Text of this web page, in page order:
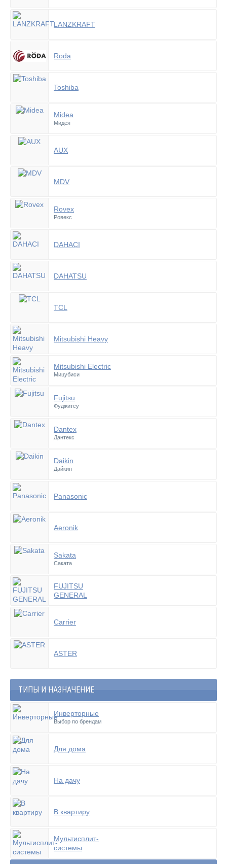
LANZKRAFT
Roda
Toshiba
Midea
Мидея
AUX
MDV
Rovex
Ровекс
DAHACI
DAHATSU
TCL
Mitsubishi Heavy
Mitsubishi Electric
Мицубиси
Fujitsu
Фуджитсу
Dantex
Дантекс
Daikin
Дайкин
Panasonic
Aeronik
Sakata
Саката
FUJITSU
GENERAL
Carrier
ASTER
ТИПЫ И НАЗНАЧЕНИЕ
Инверторные
Выбор по брендам
Для дома
На дачу
В квартиру
Мультисплит-
системы